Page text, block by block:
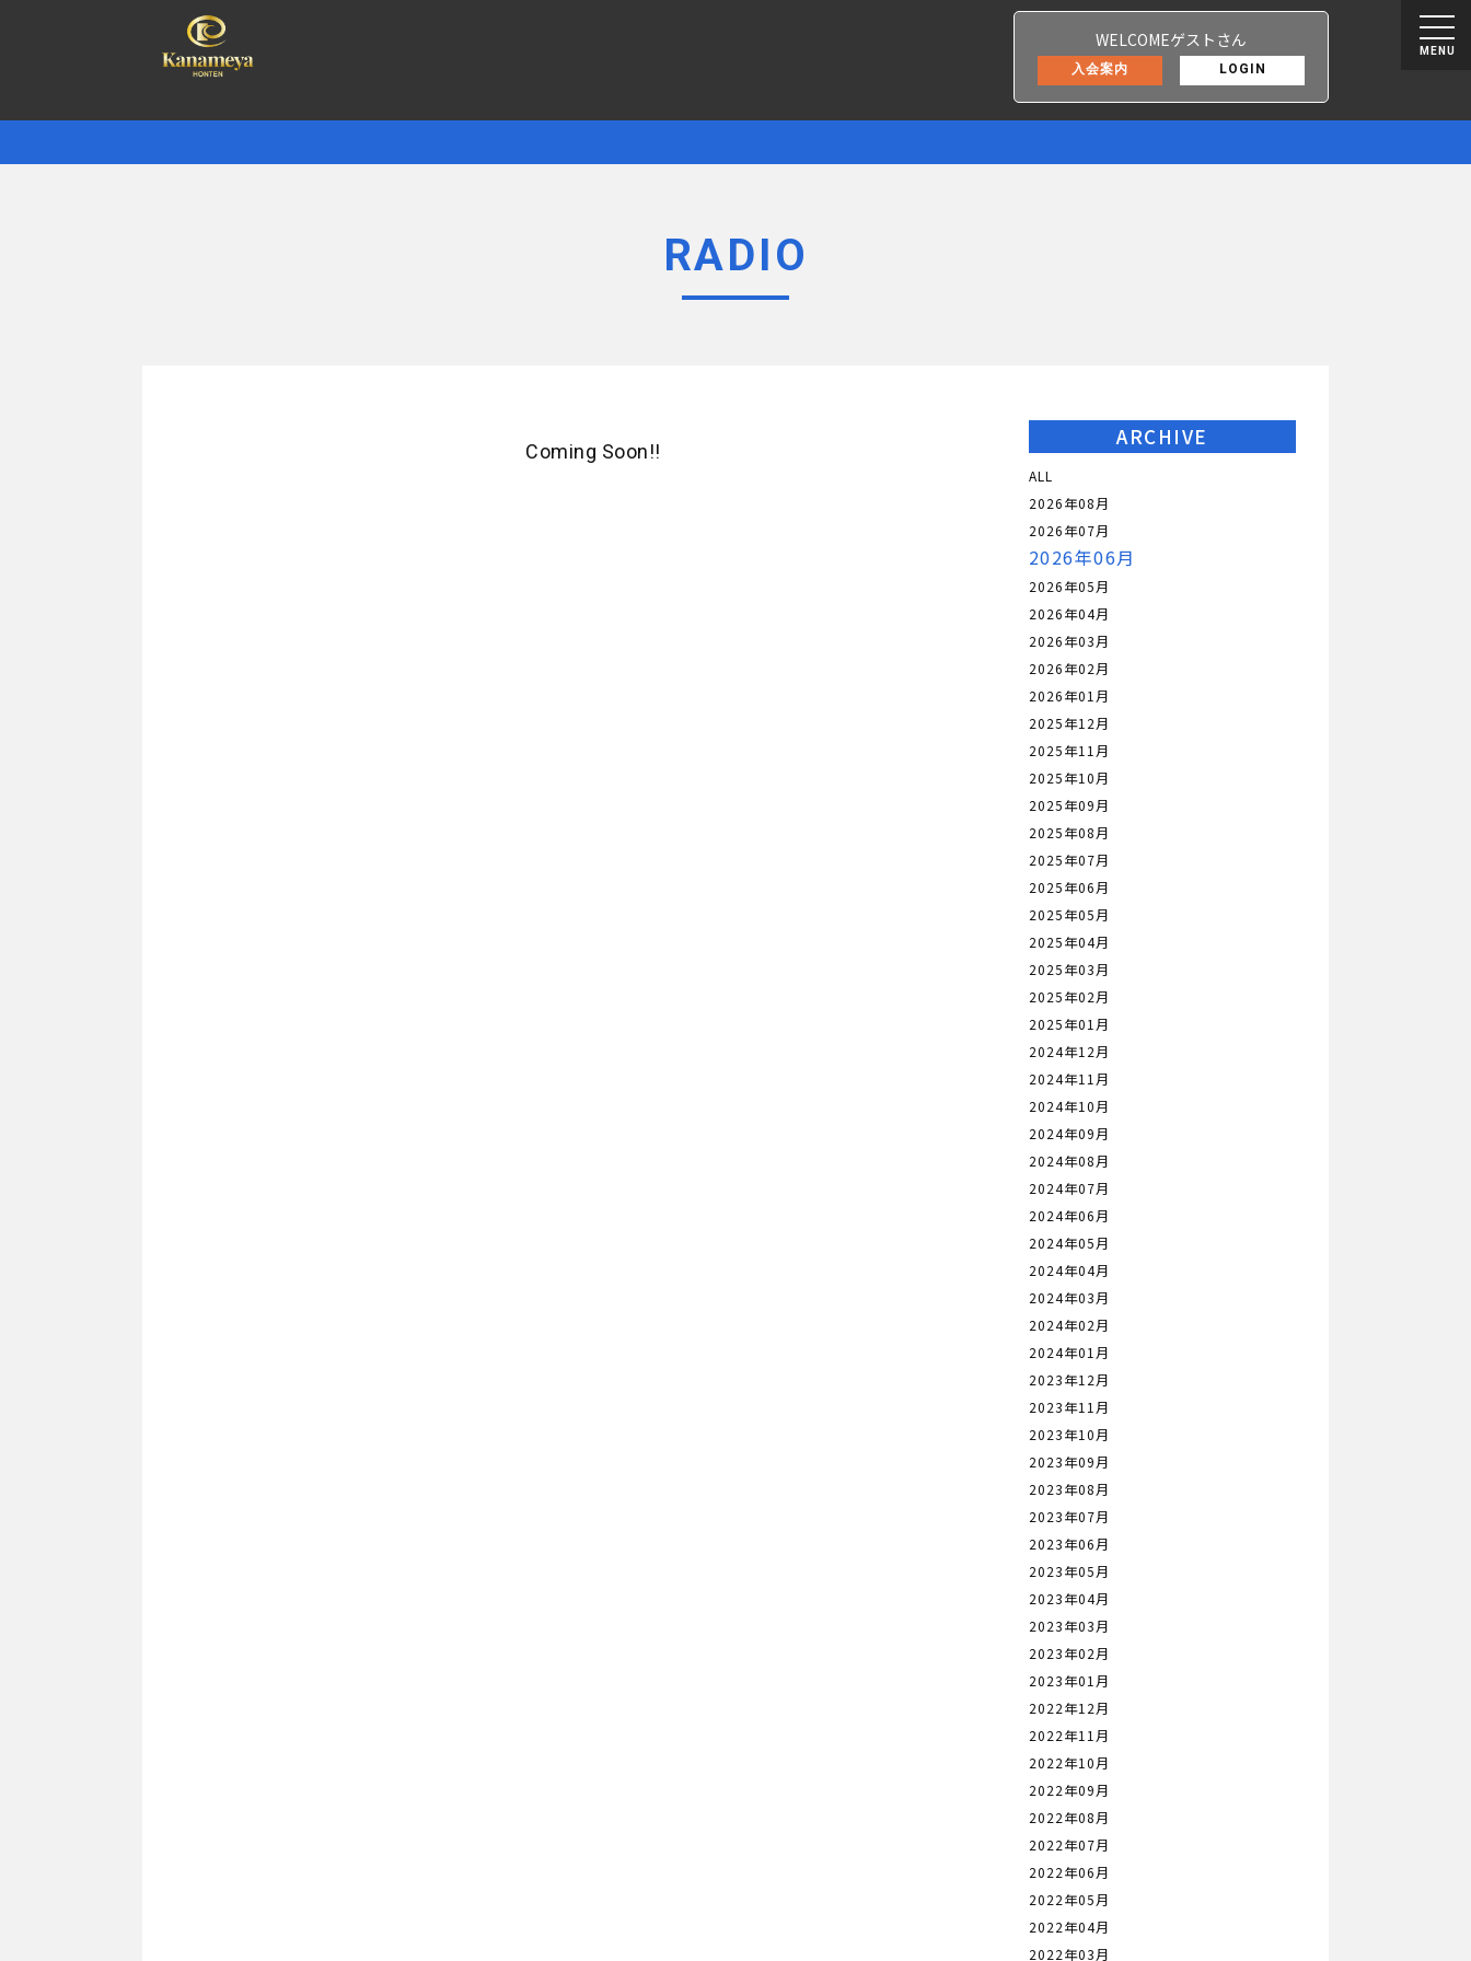
WELCOMEゲストさん
入会案内 LOGIN
MENU
RADIO
Coming Soon!!
ARCHIVE
ALL
2026年08月
2026年07月
2026年06月
2026年05月
2026年04月
2026年03月
2026年02月
2026年01月
2025年12月
2025年11月
2025年10月
2025年09月
2025年08月
2025年07月
2025年06月
2025年05月
2025年04月
2025年03月
2025年02月
2025年01月
2024年12月
2024年11月
2024年10月
2024年09月
2024年08月
2024年07月
2024年06月
2024年05月
2024年04月
2024年03月
2024年02月
2024年01月
2023年12月
2023年11月
2023年10月
2023年09月
2023年08月
2023年07月
2023年06月
2023年05月
2023年04月
2023年03月
2023年02月
2023年01月
2022年12月
2022年11月
2022年10月
2022年09月
2022年08月
2022年07月
2022年06月
2022年05月
2022年04月
2022年03月